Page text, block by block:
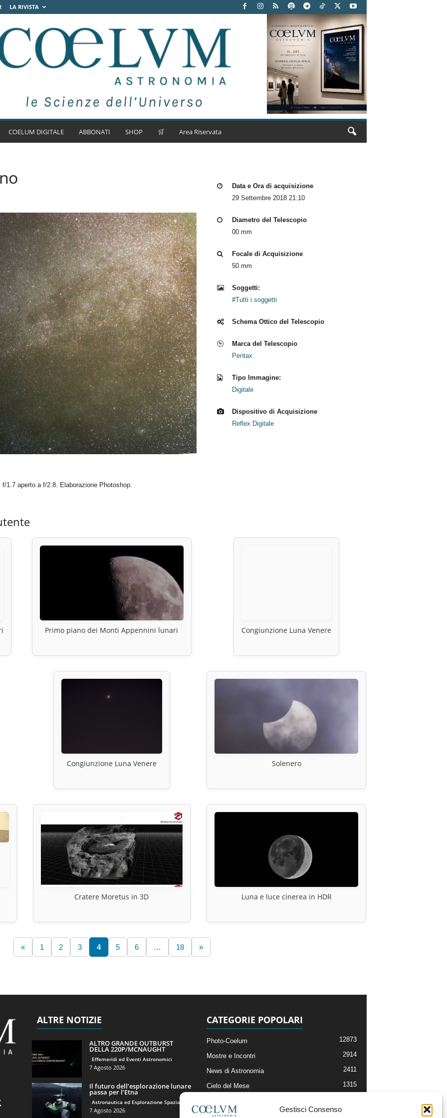
Gestisci Consenso
LA RIVISTA
COELUM DIGITALE ABBONATI SHOP 🛒 Area Riservata
1.7 aperto a f/2.8. Elaborazione Photoshop.
Data e Ora di acquisizione
29 Settembre 2018 21:10
Diametro del Telescopio
00 mm
Focale di Acquisizione
50 mm
Soggetti:
#Tutti i soggetti
Schema Ottico del Telescopio
Marca del Telescopio
Pentax
Tipo Immagine:
Digitale
Dispositivo di Acquisizione
Reflex Digitale
Primo piano dei Monti Appennini lunari Congiunzione Luna Venere
Congiunzione Luna Venere Solenero
Cratere Moretus in 3D Luna e luce cinerea in HDR
« 1 2 3 4 5 6 … 18 »
ALTRE NOTIZIE
ALTRO GRANDE OUTBURST
DELLA 220P/MCNAUGHT
Effemeridi ed Eventi Astronomici
7 Agosto 2026
Il futuro dell’esplorazione lunare
passa per l’Etna
Astronautica ed Esplorazione Spaziale
7 Agosto 2026
CATEGORIE POPOLARI
Photo-Coelum 12873
Mostre e Incontri 2914
News di Astronomia 2411
Cielo del Mese 1315
Articoli e Risorse On-Line